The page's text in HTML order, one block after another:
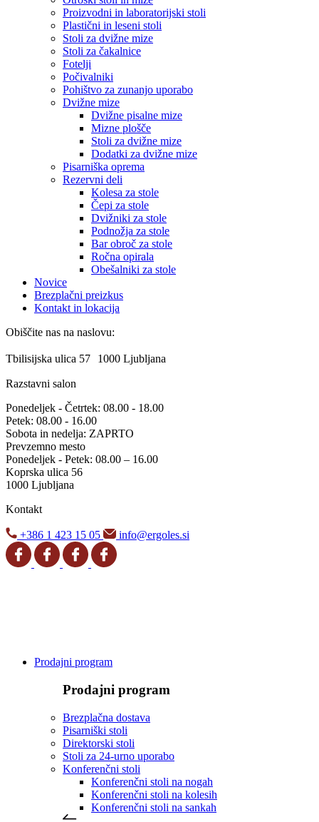
Proizvodni in laboratorijski stoli
Plastični in leseni stoli
Stoli za dvižne mize
Stoli za čakalnice
Fotelji
Počivalniki
Pohištvo za zunanjo uporabo
Dvižne mize
Dvižne pisalne mize
Mizne plošče
Stoli za dvižne mize
Dodatki za dvižne mize
Pisarniška oprema
Rezervni deli
Kolesa za stole
Čepi za stole
Dvižniki za stole
Podnožja za stole
Bar obroč za stole
Ročna opirala
Obešalniki za stole
Novice
Brezplačni preizkus
Kontakt in lokacija
Obiščite nas na naslovu:
Tbilisijska ulica 57 1000 Ljubljana
Razstavni salon
Ponedeljek - Četrtek: 08.00 - 18.00
Petek: 08.00 - 16.00
Sobota in nedelja: ZAPRTO
Prevzemno mesto
Ponedeljek - Petek: 08.00 – 16.00
Koprska ulica 56
1000 Ljubljana
Kontakt
+386 1 423 15 05 info@ergoles.si
Prodajni program
Prodajni program
Brezplačna dostava
Pisarniški stoli
Direktorski stoli
Stoli za 24-urno uporabo
Konferenčni stoli
Konferenčni stoli na nogah
Konferenčni stoli na kolesih
Konferenčni stoli na sankah